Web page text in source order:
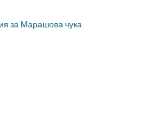
за Марашова чука